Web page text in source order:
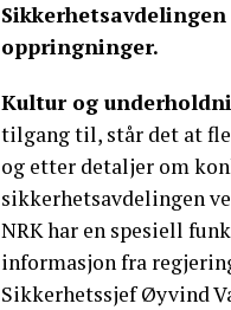
oppringninger.
Kultur og
tilgang til, står det at
og etter detaljer om
sikkerhetsavdelingen
NRK har en spesiell
informasjon fra
Sikkerhetssjef Øyvind